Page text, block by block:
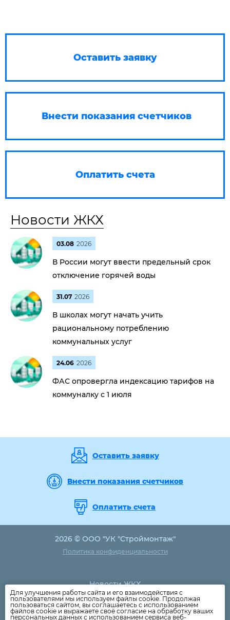
Оставить заявку
Внести показания счетчиков
Оплатить счета
Новости ЖКХ
03.08 2026
В России могут ввести предельный срок
отключение горячей воды
31.07 2026
В школах могут начать учить
рациональному потреблению
коммунальных услуг
24.06 2026
ФАС опровергла индексацию тарифов на
коммуналку с 1 июля
Оставить заявку
Внести показания счетчиков
Оплатить счета
2026 © ООО "УК "Строймонтаж"
Политика конфиденциальности
Новости ЖКХ
Новости компании
Как оплатить
Для улучшения работы сайта и его взаимодействия с
пользователями мы используем файлы cookie. Продолжая
пользоваться сайтом, вы соглашаетесь с использованием
файлов cookie и выражаете своё согласие на обработку ваших
персональных данных с использованием сервиса веб-